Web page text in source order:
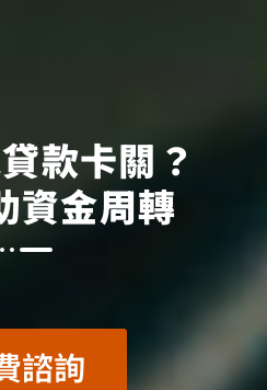
款卡關？
資金周轉
諮詢